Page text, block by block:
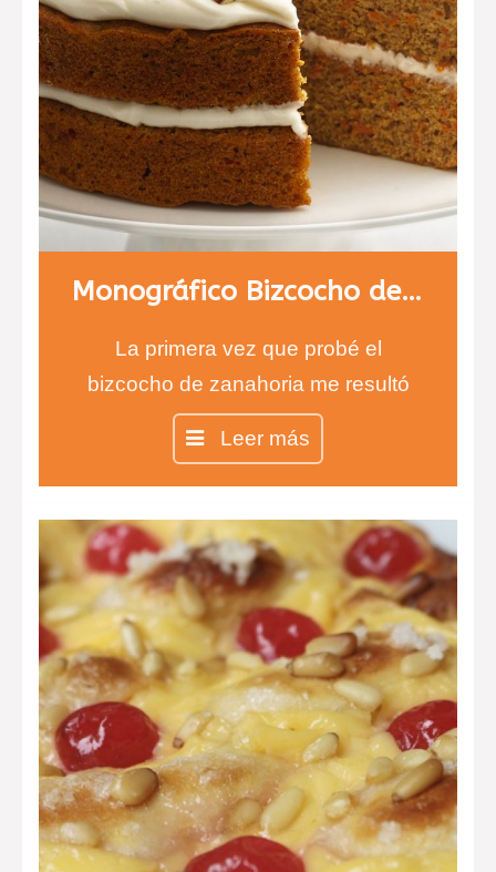
Monográfico Bizcocho de Zanahoria, carrot cake
La primera vez que probé el
bizcocho de zanahoria me resultó
difícil de creer, ¿un bizcocho de
Pues sí, así es, y está
verdaderamente delicioso. Jugad a
que vuestros invitados adivinen el
componente principal, se
sorprenderán…
Leer más